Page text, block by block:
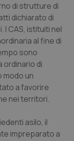
di strutture di
dichiarato di
I CAS, istituiti nel
al fine di
sono
di
modo un
a favorire
nei territori.
asilo, il
impreparato a